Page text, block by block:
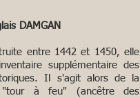
DAMGAN
entre 1442 et 1450, elle
supplémentaire des
Il s'agit alors de la
"tour à feu" (ancêtre des